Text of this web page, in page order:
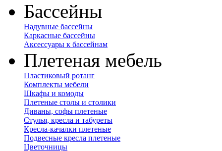
Бассейны
Надувные бассейны
Каркасные бассейны
Аксессуары к бассейнам
Плетеная мебель
Пластиковый ротанг
Комплекты мебели
Шкафы и комоды
Плетеные столы и столики
Диваны, софы плетеные
Стулья, кресла и табуреты
Кресла-качалки плетеные
Подвесные кресла плетеные
Цветочницы